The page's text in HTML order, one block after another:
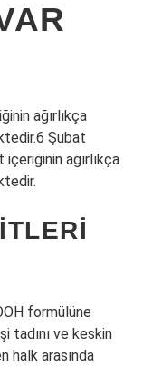
ağırlıkça
Şubat
ağırlıkça
formülüne
tadını ve keskin
halk arasında